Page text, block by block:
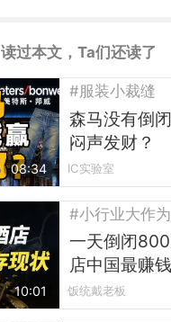
读过本文，Ta们还读了
08:34
#服装小裁缝
森马没有倒
闷声发财？
IC实验室
10:01
#小行业大作为
一天倒闭
店中国最赚
意，怎么迅速
饭统戴老板